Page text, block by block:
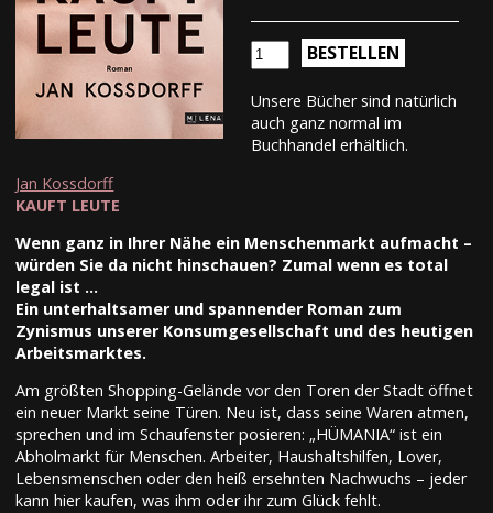
BESTELLEN
Unsere Bücher sind natürlich
auch ganz normal im
Buchhandel erhältlich.
Jan Kossdorff
KAUFT LEUTE
Wenn ganz in Ihrer Nähe ein Menschenmarkt aufmacht –
würden Sie da nicht hinschauen? Zumal wenn es total
legal ist …
Ein unterhaltsamer und spannender Roman zum
Zynismus unserer Konsumgesellschaft und des heutigen
Arbeitsmarktes.
Am größten Shopping-Gelände vor den Toren der Stadt öffnet
ein neuer Markt seine Türen. Neu ist, dass seine Waren atmen,
sprechen und im Schaufenster posieren: „HÜMANIA“ ist ein
Abholmarkt für Menschen. Arbeiter, Haushaltshilfen, Lover,
Lebensmenschen oder den heiß ersehnten Nachwuchs – jeder
kann hier kaufen, was ihm oder ihr zum Glück fehlt.